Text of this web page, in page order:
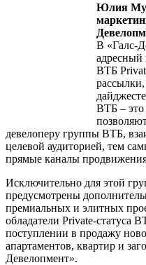
Юлия
В «Галс-
адресный
ВТБ
ВТБ – это
девелоперу группы ВТБ,
целевой аудиторией, тем
прямые каналы
Исключительно для этой
предусмотрены
премиальных и элитных
обладатели Private-статуса
поступлении в продажу
апартаментов, квартир и
Девелопмент».